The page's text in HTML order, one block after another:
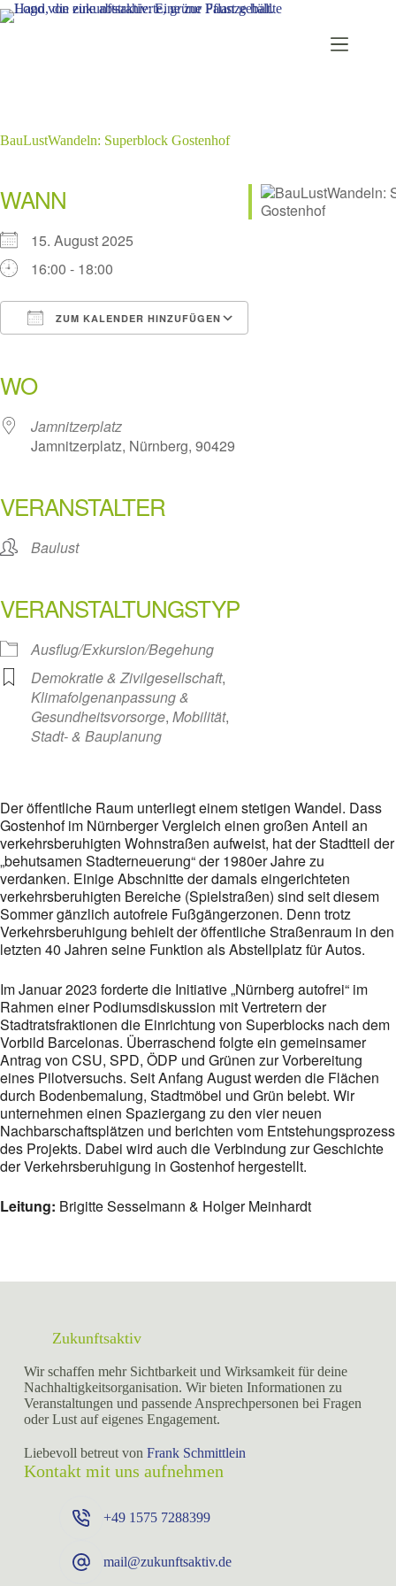
Zum
Inhalt
BauLustWandeln: Superblock Gostenhof
WANN
15. August 2025
16:00 - 18:00
ZUM KALENDER HINZUFÜGEN
WO
Jamnitzerplatz
Jamnitzerplatz, Nürnberg, 90429
VERANSTALTER
Baulust
VERANSTALTUNGSTYP
Ausflug/Exkursion/Begehung
Demokratie & Zivilgesellschaft,
Klimafolgenanpassung &
Gesundheitsvorsorge, Mobilität,
Stadt- & Bauplanung
Der öffentliche Raum unterliegt einem stetigen Wandel. Dass
Gostenhof im Nürnberger Vergleich einen großen Anteil an
verkehrsberuhigten Wohnstraßen aufweist, hat der Stadtteil der
„behutsamen Stadterneuerung“ der 1980er Jahre zu
verdanken. Einige Abschnitte der damals eingerichteten
verkehrsberuhigten Bereiche (Spielstraßen) sind seit diesem
Sommer gänzlich autofreie Fußgängerzonen. Denn trotz
Verkehrsberuhigung behielt der öffentliche Straßenraum in den
letzten 40 Jahren seine Funktion als Abstellplatz für Autos.
Im Januar 2023 forderte die Initiative „Nürnberg autofrei“ im
Rahmen einer Podiumsdiskussion mit Vertretern der
Stadtratsfraktionen die Einrichtung von Superblocks nach dem
Vorbild Barcelonas. Überraschend folgte ein gemeinsamer
Antrag von CSU, SPD, ÖDP und Grünen zur Vorbereitung
eines Pilotversuchs. Seit Anfang August werden die Flächen
durch Bodenbemalung, Stadtmöbel und Grün belebt. Wir
unternehmen einen Spaziergang zu den vier neuen
Nachbarschaftsplätzen und berichten vom Entstehungsprozess
des Projekts. Dabei wird auch die Verbindung zur Geschichte
der Verkehrsberuhigung in Gostenhof hergestellt.
Leitung: Brigitte Sesselmann & Holger Meinhardt
Zukunftsaktiv
Wir schaffen mehr Sichtbarkeit und Wirksamkeit für deine
Nachhaltigkeitsorganisation. Wir bieten Informationen zu
Veranstaltungen und passende Ansprechpersonen bei Fragen
oder Lust auf eigenes Engagement.
Liebevoll betreut von Frank Schmittlein
Kontakt mit uns aufnehmen
+49 ⁨1575 7288399⁩
mail@zukunftsaktiv.de